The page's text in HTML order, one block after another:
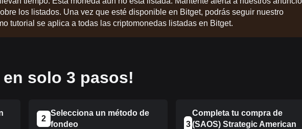
los listados. Una vez que esté disponible en Bitget, podrás seguir nuestro
tutorial se aplica a todas las criptomonedas listadas en Bitget.
en solo 3 pasos!
2
Selecciona un método de
fondeo
3
Completa tu compra de
(SAOS) Strategic American